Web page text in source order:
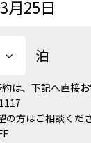
Access
泊
は、下記へ直接
方はご相談くだ